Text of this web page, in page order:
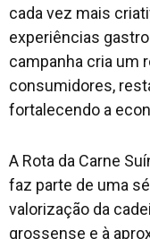
cada vez mais
experiências
campanha cria um
consumidores,
fortalecendo a
A Rota da Carne
faz parte de uma
valorização da
grossense e à